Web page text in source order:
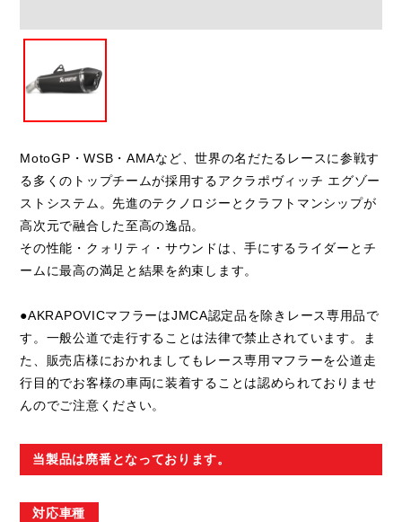
MotoGP・WSB・AMAなど、世界の名だたるレースに参戦す
る多くのトップチームが採用するアクラポヴィッチ エグゾー
ストシステム。先進のテクノロジーとクラフトマンシップが
高次元で融合した至高の逸品。
その性能・クォリティ・サウンドは、手にするライダーとチ
ームに最高の満足と結果を約束します。
●AKRAPOVICマフラーはJMCA認定品を除きレース専用品で
す。一般公道で走行することは法律で禁止されています。ま
た、販売店様におかれましてもレース専用マフラーを公道走
行目的でお客様の車両に装着することは認められておりませ
んのでご注意ください。
当製品は廃番となっております。
対応車種